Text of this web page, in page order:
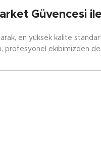
Güvencesi ile
en yüksek kalite
profesyonel ekibimizden